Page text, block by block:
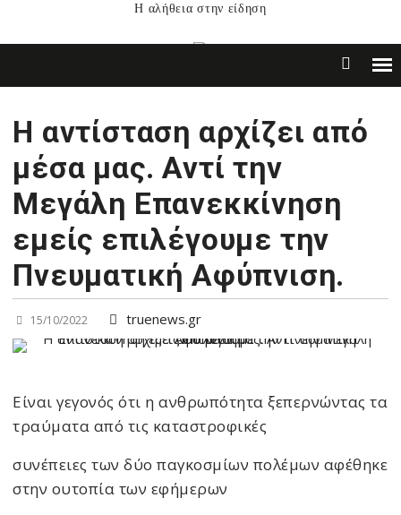
Η αλήθεια στην είδηση
H αντίσταση αρχίζει από
μέσα μας. Αντί την
Μεγάλη Επανεκκίνηση
εμείς επιλέγουμε την
Πνευματική Αφύπνιση.
15/10/2022 truenews.gr
Είναι γεγονός ότι η ανθρωπότητα ξεπερνώντας τα
τραύματα από τις καταστροφικές
συνέπειες των δύο παγκοσμίων πολέμων αφέθηκε
στην ουτοπία των εφήμερων